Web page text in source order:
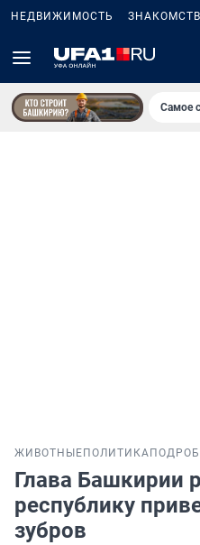
НЕДВИЖИМОСТЬ
Самое
ЖИВОТНЫЕ ПОЛИТИКА
Глава Башкирии
республику
зубров